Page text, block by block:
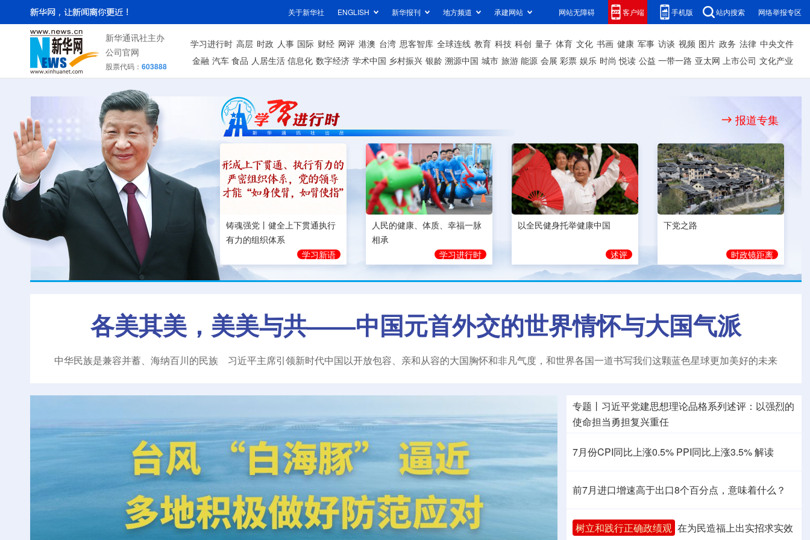
关于新华社 ENGLISH 新华报刊 地方频道 承建网站 网站无障碍 客户端 手机版 站内搜索 网络举报专区
新华通讯社主办
公司官网
股票代码： 603888
学习进行时 高层 时政 人事 国际 财经 网评 港澳 台湾 思客智库 全球连线 教育 科技 科创 量子 体育 文化 书画 健康 军事 访谈 视频 图片 政务 法律 中央文件
金融 汽车 食品 人居生活 信息化 数字经济 学术中国 乡村振兴 银龄 溯源中国 城市 旅游 能源 会展 彩票 娱乐 时尚 悦读 公益 一带一路 亚太网 上市公司 文化产业
报道专集
铸魂强党丨健全上下贯通执行
有力的组织体系
学习新语
人民的健康、体质、幸福一脉
相承
学习进行时
以全民健身托举健康中国
述评
下党之路
时政镜距离
各美其美，美美与共——中国元首外交的世界情怀与大国气派
中华民族是兼容并蓄、海纳百川的民族 习近平主席引领新时代中国以开放包容、亲和从容的大国胸怀和非凡气度，和世界各国一道书写我们这颗蓝色星球更加美好的未来
专题丨 习近平党建思想理论品格系列述评：以强烈的
使命担当勇担复兴重任
7月份CPI同比上涨0.5% PPI同比上涨3.5%解读
前7月进口增速高于出口8个百分点，意味着什么？
树立和践行正确政绩观 在为民造福上出实招求实效